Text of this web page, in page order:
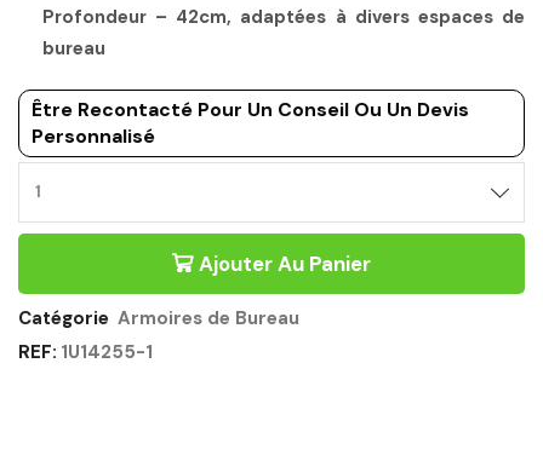
Profondeur – 42cm, adaptées à divers espaces de
bureau
Être Recontacté Pour Un Conseil Ou Un Devis
Personnalisé
Ajouter Au Panier
Catégorie Armoires de Bureau
REF: 1U14255-1